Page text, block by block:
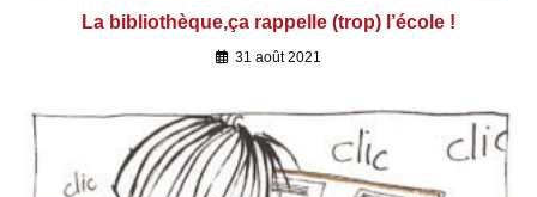
La bibliothèque,ça rappelle (trop) l’école !
31 août 2021